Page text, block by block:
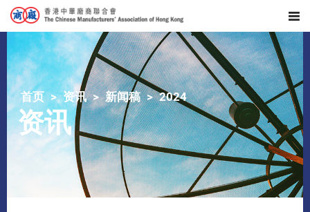
首页 资讯 新闻稿 2024
资讯